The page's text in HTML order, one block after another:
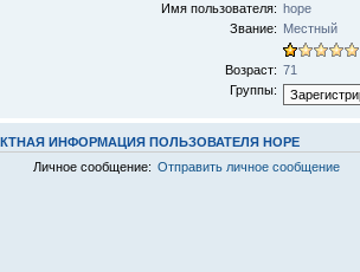
Имя пользователя: hope
Звание: Местный
Возраст: 71
Группы:
ИНФОРМАЦИЯ ПОЛЬЗОВАТЕЛЯ HOPE
Личное сообщение: Отправить личное сообщение